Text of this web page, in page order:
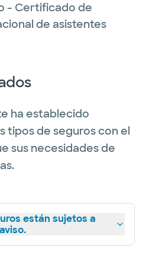
- Certificado de
de asistentes
ha establecido
tipos de seguros con el
sus necesidades de
están sujetos a